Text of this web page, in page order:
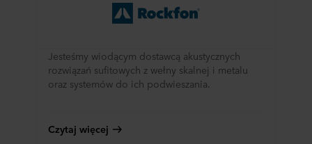
Jesteśmy wiodącym dostawcą akustycznych
rozwiązań sufitowych z wełny skalnej i metalu
oraz systemów do ich podwieszania.
Czytaj więcej